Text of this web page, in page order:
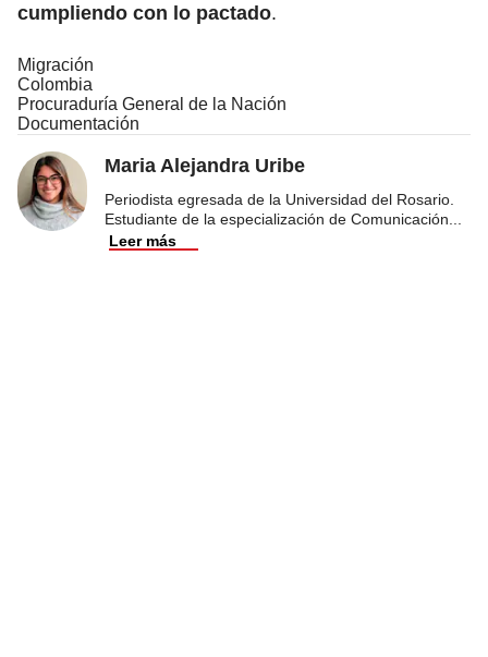
cumpliendo con lo pactado.
Migración
Colombia
Procuraduría General de la Nación
Documentación
Maria Alejandra Uribe
Periodista egresada de la Universidad del Rosario.
Estudiante de la especialización de Comunicación
Leer más